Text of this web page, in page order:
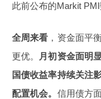
此前公布的Markit
全周来看 ，资金面平
更优。
月初资金面明
国债收益率持续关注
配置机会。 信用债方